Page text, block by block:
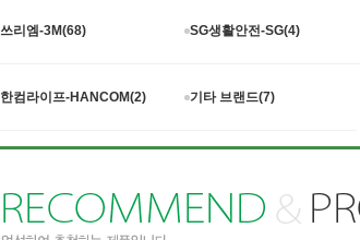
쓰리엠-3M(68) SG생활안전-SG(4)
한컴라이프-HANCOM(2) 기타 브랜드(7)